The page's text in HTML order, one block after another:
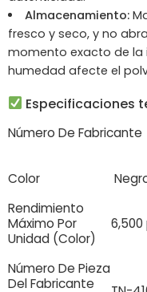
Almacenamiento:
fresco y seco, y no
momento exacto de la
humedad afecte el
Especificaciones
Número De Fabricante
Color
Rendimiento
Máximo Por
Unidad (Color)
Número De Pieza
Del Fabricante